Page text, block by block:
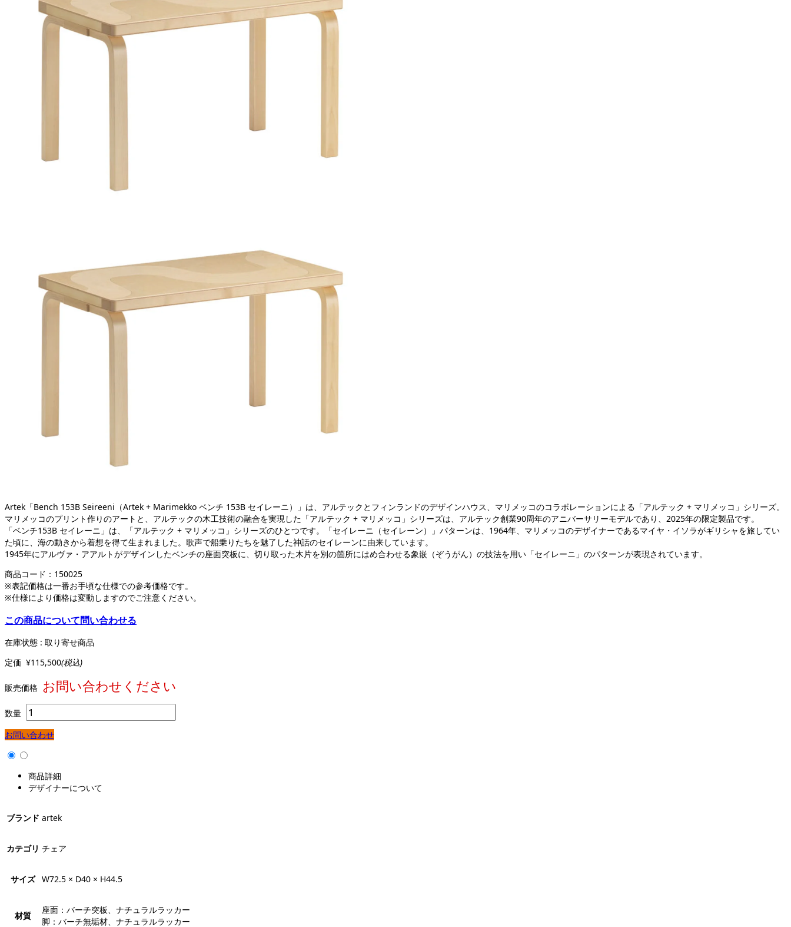
Artek「Bench 153B Seireeni（Artek + Marimekko ベンチ 153B セイレーニ）」は、アルテックとフィンランドのデザインハウス、マリメッコのコラボレーションによる「アルテック + マリメッコ」シリーズ。
マリメッコのプリント作りのアートと、アルテックの木工技術の融合を実現した「アルテック + マリメッコ」シリーズは、アルテック創業90周年のアニバーサリーモデルであり、2025年の限定製品です。
「ベンチ153B セイレーニ」は、「アルテック + マリメッコ」シリーズのひとつです。「セイレーニ（セイレーン）」パターンは、1964年、マリメッコのデザイナーであるマイヤ・イソラがギリシャを旅してい
た頃に、海の動きから着想を得て生まれました。歌声で船乗りたちを魅了した神話のセイレーンに由来しています。
1945年にアルヴァ・アアルトがデザインしたベンチの座面突板に、切り取った木片を別の箇所にはめ合わせる象嵌（ぞうがん）の技法を用い「セイレーニ」のパターンが表現されています。
商品コード： 150025
※表記価格は一番お手頃な仕様での参考価格です。
※仕様により価格は変動しますのでご注意ください。
この商品について問い合わせる
在庫状態 : 取り寄せ商品
定価 ¥115,500(税込)
販売価格 お問い合わせください
数量
お問い合わせ
商品詳細
デザイナーについて
ブランド artek
カテゴリ チェア
サイズ W72.5 × D40 × H44.5
材質
座面：バーチ突板、ナチュラルラッカー
脚：バーチ無垢材、ナチュラルラッカー